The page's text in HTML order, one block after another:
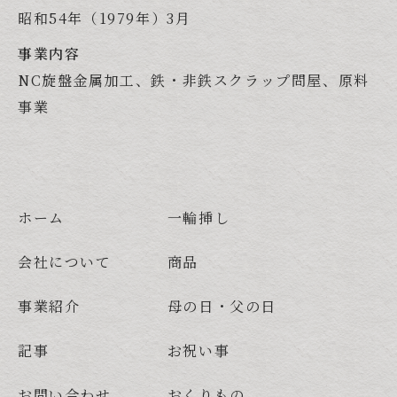
昭和54年（1979年）3月
事業内容
NC旋盤金属加工、鉄・非鉄スクラップ問屋、原料
事業
ホーム
会社について
事業紹介
記事
一輪挿し
商品
母の日・父の日
お祝い事